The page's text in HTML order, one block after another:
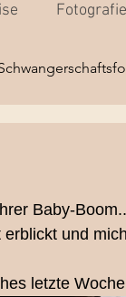
Baby-
und
letzte